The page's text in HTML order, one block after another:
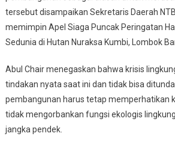
Tak
Boleh
Jadi
Merusak
Lingkungan
tersebut disampaikan Sekretaris Daerah
memimpin Apel Siaga Puncak Peringatan
Sedunia di Hutan Nuraksa Kumbi, Lombok
Abul Chair menegaskan bahwa krisis
tindakan nyata saat ini dan tidak bisa
pembangunan harus tetap memperhatikan
tidak mengorbankan fungsi ekologis
jangka pendek.